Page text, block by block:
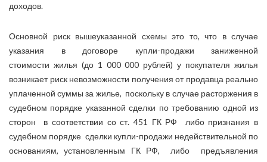
доходов.
Основной риск вышеуказанной схемы это то, что в случае
указания в договоре купли-продажи заниженной
стоимости жилья (до 1 000 000 рублей) у покупателя жилья
возникает риск невозможности получения от продавца реально
уплаченной суммы за жилье, поскольку в случае расторжения в
судебном порядке указанной сделки по требованию одной из
сторон в соответствии со ст. 451 ГК РФ либо признания в
судебном порядке сделки купли-продажи недействительной по
основаниям, установленным ГК РФ, либо предъявления